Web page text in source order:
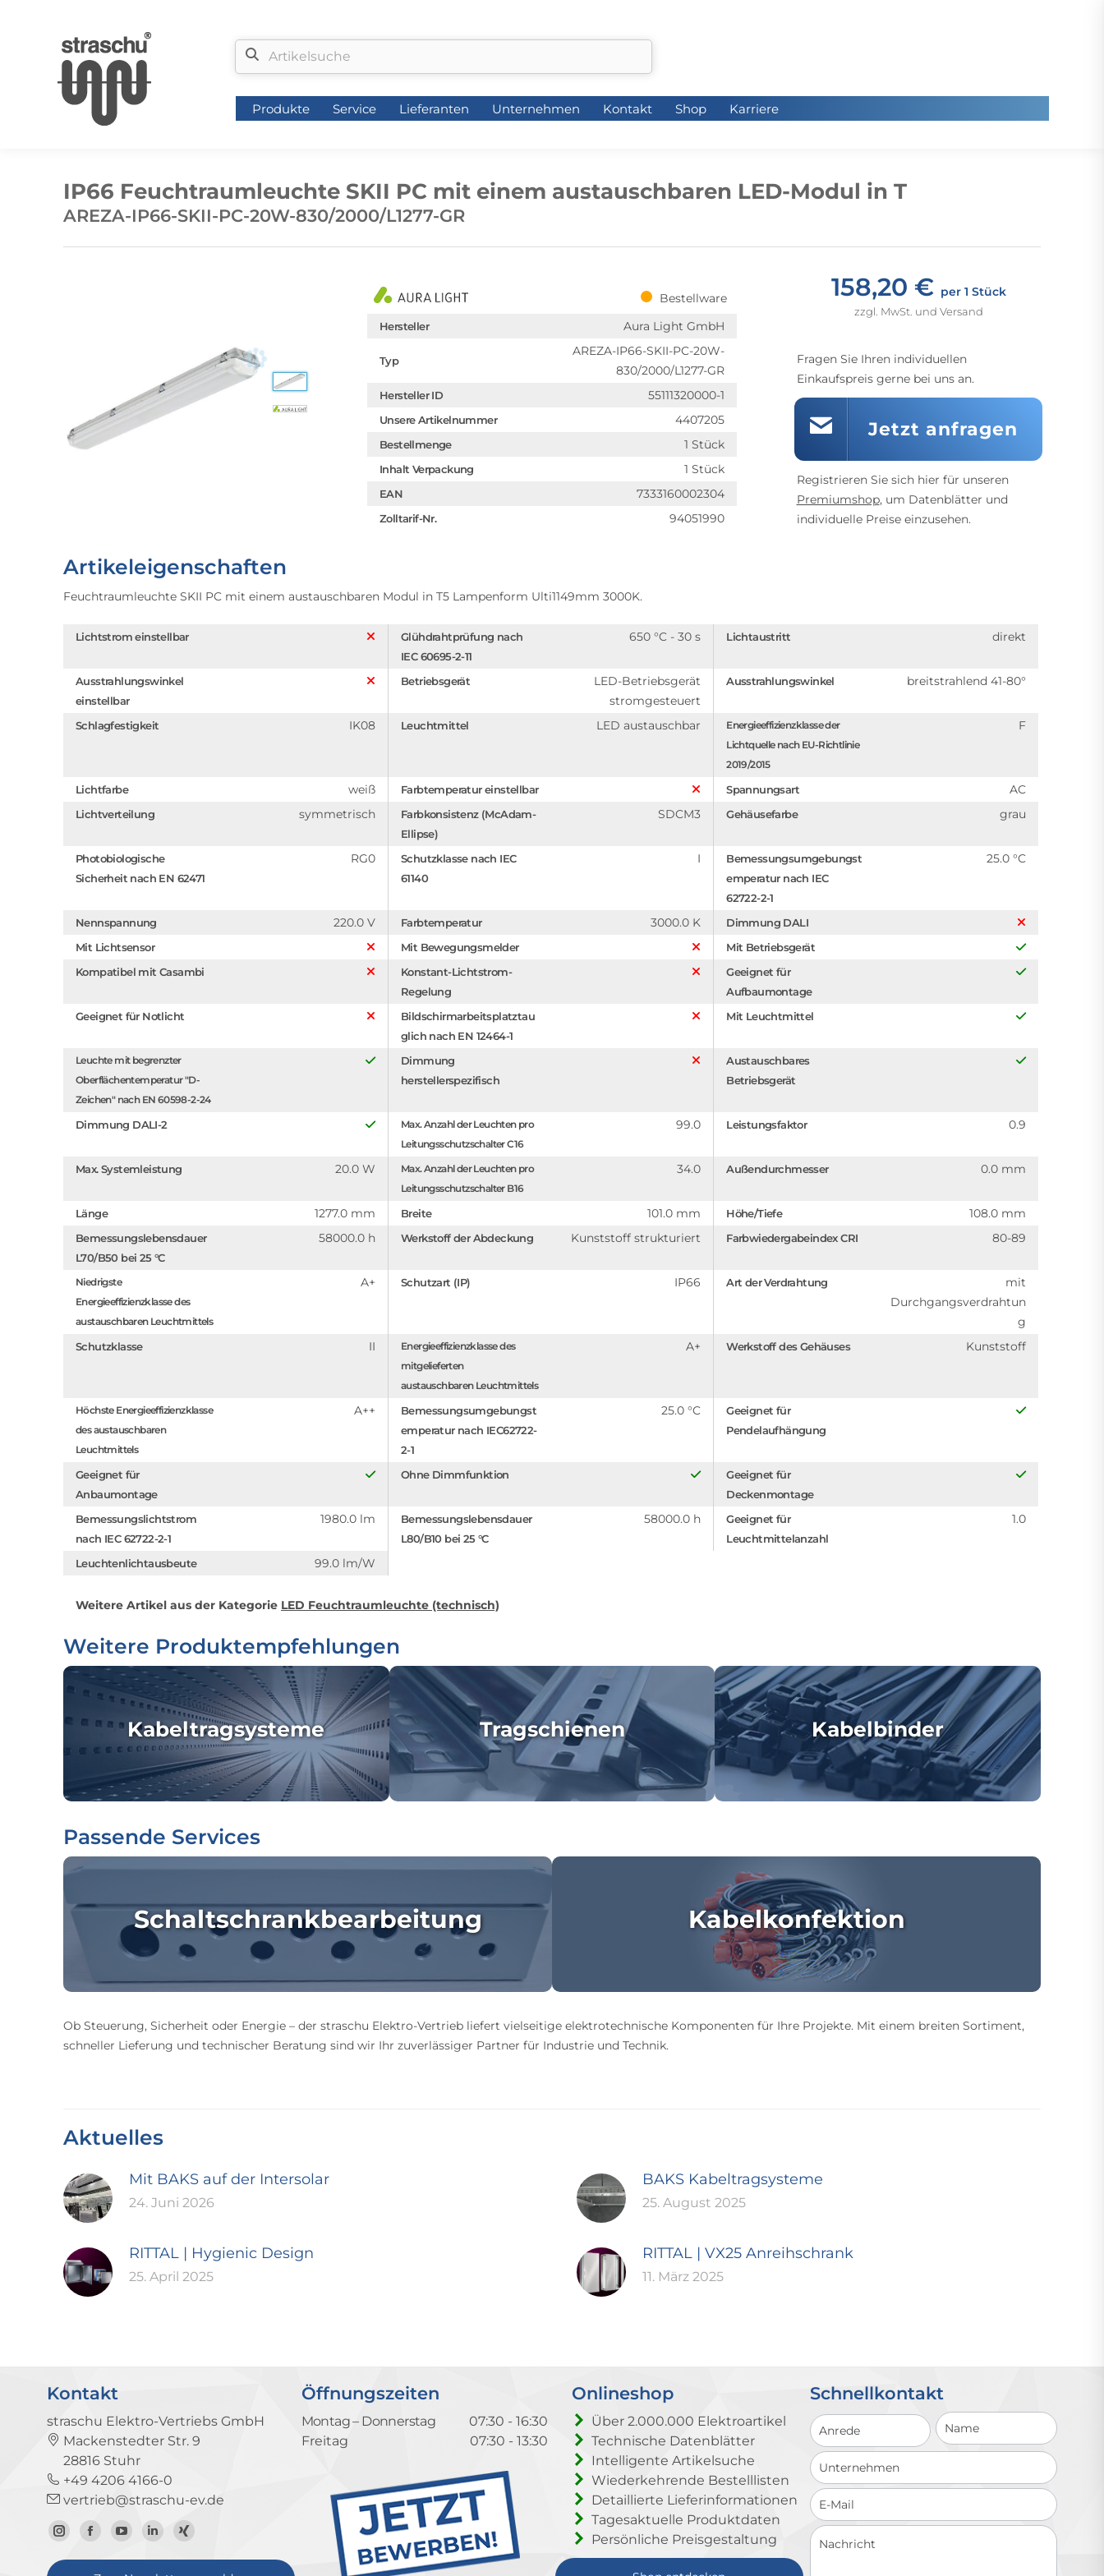
Produkte Service Lieferanten Unternehmen Kontakt Shop Karriere
IP66 Feuchtraumleuchte SKII PC mit einem austauschbaren LED-Modul in T
AREZA-IP66-SKII-PC-20W-830/2000/L1277-GR
Bestellware
Hersteller Aura Light GmbH
Typ
AREZA-IP66-SKII-PC-20W-
830/2000/L1277-GR
Hersteller ID 55111320000-1
Unsere Artikelnummer 4407205
Bestellmenge 1 Stück
Inhalt Verpackung 1 Stück
EAN 7333160002304
Zolltarif-Nr. 94051990
158,20 € per 1 Stück
zzgl. MwSt. und Versand
Fragen Sie Ihren individuellen
Einkaufspreis gerne bei uns an.
Jetzt anfragen
Registrieren Sie sich hier für unseren
Premiumshop, um Datenblätter und
individuelle Preise einzusehen.
Artikeleigenschaften
Feuchtraumleuchte SKII PC mit einem austauschbaren Modul in T5 Lampenform Ulti1149mm 3000K.
Lichtstrom einstellbar
Glühdrahtprüfung nach
IEC 60695-2-11
650 °C - 30 s Lichtaustritt direkt
Ausstrahlungswinkel
einstellbar
Betriebsgerät
LED-Betriebsgerät
stromgesteuert
Ausstrahlungswinkel breitstrahlend 41-80°
Schlagfestigkeit IK08 Leuchtmittel LED austauschbar
Energieeffizienzklasse der
Lichtquelle nach EU-Richtlinie
2019/2015
F
Lichtfarbe weiß Farbtemperatur einstellbar Spannungsart AC
Lichtverteilung symmetrisch
Farbkonsistenz (McAdam-
Ellipse)
SDCM3 Gehäusefarbe grau
Photobiologische
Sicherheit nach EN 62471
RG0
Schutzklasse nach IEC
61140
I
Bemessungsumgebungst
emperatur nach IEC
62722-2-1
25.0 °C
Nennspannung 220.0 V Farbtemperatur 3000.0 K
Dimmung DALI
Mit Lichtsensor
Mit Bewegungsmelder
Mit Betriebsgerät
Kompatibel mit Casambi
Konstant-Lichtstrom-
Regelung
Geeignet für
Aufbaumontage
Geeignet für Notlicht
Bildschirmarbeitsplatztau
glich nach EN 12464-1
Mit Leuchtmittel
Leuchte mit begrenzter
Oberflächentemperatur "D-
Zeichen" nach EN 60598-2-24
Dimmung
herstellerspezifisch
Austauschbares
Betriebsgerät
Dimmung DALI-2
Max. Anzahl der Leuchten pro
Leitungsschutzschalter C16
99.0 Leistungsfaktor 0.9
Max. Systemleistung 20.0 W
Max. Anzahl der Leuchten pro
Leitungsschutzschalter B16
34.0 Außendurchmesser 0.0 mm
Länge 1277.0 mm Breite 101.0 mm Höhe/Tiefe 108.0 mm
Bemessungslebensdauer
L70/B50 bei 25 °C
58000.0 h Werkstoff der Abdeckung Kunststoff strukturiert Farbwiedergabeindex CRI 80-89
Niedrigste
Energieeffizienzklasse des
austauschbaren Leuchtmittels
A+ Schutzart (IP) IP66 Art der Verdrahtung
mit
Durchgangsverdrahtun
g
Schutzklasse II
Energieeffizienzklasse des
mitgelieferten
austauschbaren Leuchtmittels
A+ Werkstoff des Gehäuses Kunststoff
Höchste Energieeffizienzklasse
des austauschbaren
Leuchtmittels
A++
Bemessungsumgebungst
emperatur nach IEC62722-
2-1
25.0 °C
Geeignet für
Pendelaufhängung
Geeignet für
Anbaumontage
Ohne Dimmfunktion
Geeignet für
Deckenmontage
Bemessungslichtstrom
nach IEC 62722-2-1
1980.0 lm
Bemessungslebensdauer
L80/B10 bei 25 °C
58000.0 h
Geeignet für
Leuchtmittelanzahl
1.0
Leuchtenlichtausbeute 99.0 lm/W
Weitere Artikel aus der Kategorie LED Feuchtraumleuchte (technisch)
Weitere Produktempfehlungen
Kabeltragsysteme Tragschienen Kabelbinder
Passende Services
Schaltschrankbearbeitung Kabelkonfektion
Ob Steuerung, Sicherheit oder Energie – der straschu Elektro-Vertrieb liefert vielseitige elektrotechnische Komponenten für Ihre Projekte. Mit einem breiten Sortiment,
schneller Lieferung und technischer Beratung sind wir Ihr zuverlässiger Partner für Industrie und Technik.
Aktuelles
Mit BAKS auf der Intersolar
24. Juni 2026
BAKS Kabeltragsysteme
25. August 2025
RITTAL | Hygienic Design
25. April 2025
RITTAL | VX25 Anreihschrank
11. März 2025
Kontakt
straschu Elektro-Vertriebs GmbH
Mackenstedter Str. 9
28816 Stuhr
+49 4206 4166-0
vertrieb@straschu-ev.de
Zum
Instagram-
Zur
Facebook-
Zum
YouTube-
Zum
LinkedIn-
Zum
Xing-
Öffnungszeiten
Montag – Donnerstag
07:30 - 16:30
Freitag
07:30 - 13:30
Onlineshop
Über 2.000.000 Elektroartikel
Technische Datenblätter
Intelligente Artikelsuche
Wiederkehrende Bestelllisten
Detaillierte Lieferinformationen
Tagesaktuelle Produktdaten
Persönliche Preisgestaltung
Schnellkontakt
Schnellkontakt
Produkte Service Lieferanten Unternehmen Kontakt